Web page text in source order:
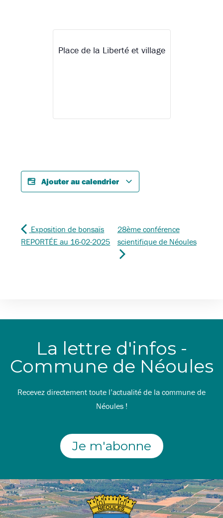
Place de la Liberté et village
Ajouter au calendrier
Exposition de bonsaïs
REPORTÉE au 16-02-2025
28ème conférence
scientifique de Néoules
La lettre d'infos -
Commune de Néoules
Recevez directement toute l’actualité de la commune de
Néoules !
Je m'abonne